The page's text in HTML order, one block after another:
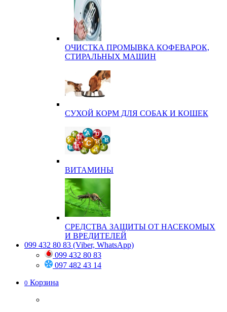
ОЧИСТКА ПРОМЫВКА КОФЕВАРОК,
СТИРАЛЬНЫХ МАШИН
СУХОЙ КОРМ ДЛЯ СОБАК И КОШЕК
ВИТАМИНЫ
СРЕДСТВА ЗАЩИТЫ ОТ НАСЕКОМЫХ
И ВРЕДИТЕЛЕЙ
099 432 80 83 (Viber, WhatsApp)
099 432 80 83
097 482 43 14
0 Корзина